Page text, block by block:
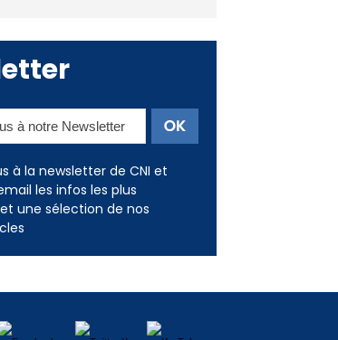
à la newsletter de CNI et
les infos les plus
une sélection de nos